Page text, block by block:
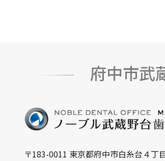
府中市武
〒183-0011 東京都府中市白糸台４丁